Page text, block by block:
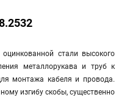
стали высокого
металлорукава и труб к
монтажа кабеля и провода.
изгибу скобы, существенно